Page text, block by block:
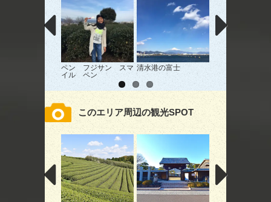
ペン フジサン スマ
イル ペン
清水港の富士
り富士を眺める
このエリア周辺の観光SPOT